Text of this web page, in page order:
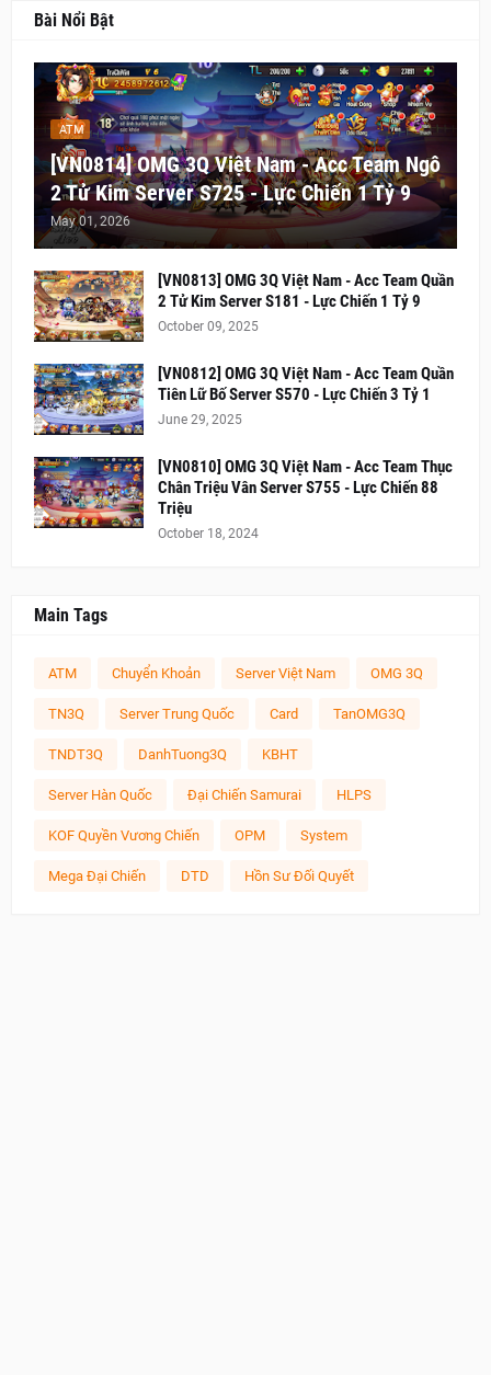
Bài Nổi Bật
ATM
[VN0814] OMG 3Q Việt Nam - Acc Team Ngô
2 Tử Kim Server S725 - Lực Chiến 1 Tỷ 9
May 01, 2026
[VN0813] OMG 3Q Việt Nam - Acc Team Quần
2 Tử Kim Server S181 - Lực Chiến 1 Tỷ 9
October 09, 2025
[VN0812] OMG 3Q Việt Nam - Acc Team Quần
Tiên Lữ Bố Server S570 - Lực Chiến 3 Tỷ 1
June 29, 2025
[VN0810] OMG 3Q Việt Nam - Acc Team Thục
Chân Triệu Vân Server S755 - Lực Chiến 88
Triệu
October 18, 2024
Main Tags
ATM Chuyển Khoản Server Việt Nam OMG 3Q
TN3Q Server Trung Quốc Card TanOMG3Q
TNDT3Q DanhTuong3Q KBHT
Server Hàn Quốc Đại Chiến Samurai HLPS
KOF Quyền Vương Chiến OPM System
Mega Đại Chiến DTD Hồn Sư Đối Quyết